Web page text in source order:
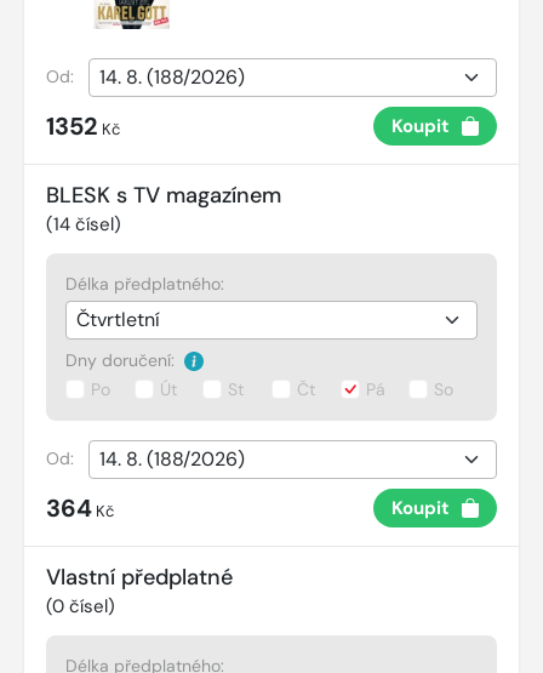
Od:
1352 Kč Koupit
BLESK s TV magazínem
(14 čísel)
Délka předplatného:
Dny doručení:
Po
Út St Čt Pá So
Od:
364 Kč Koupit
Vlastní předplatné
(0 čísel)
Délka předplatného: